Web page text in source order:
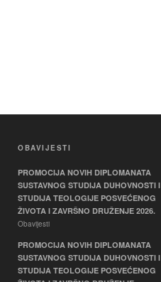
OBAVIJESTI
PROMOCIJA NOVIH DIPLOMANATA
SUSTAVNOG STUDIJA DUHOVNOSTI I
STUDIJA TEOLOGIJE POSVEĆENOG
ŽIVOTA I ZAVRŠNO DRUŽENJE 2026.
Obavijesti
PROMOCIJA NOVIH DIPLOMANATA
SUSTAVNOG STUDIJA DUHOVNOSTI I
STUDIJA TEOLOGIJE POSVEĆENOG